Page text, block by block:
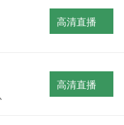
高清直播
高清直播